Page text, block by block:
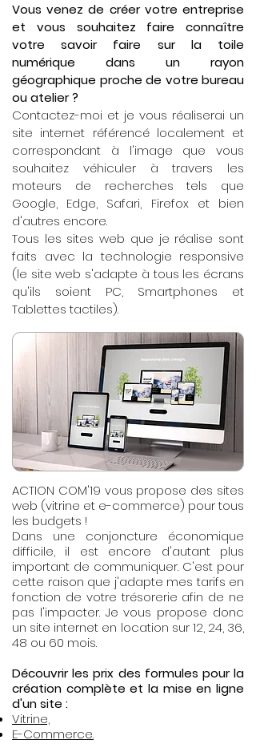
Vous venez de créer votre entreprise
et vous souhaitez faire connaître
votre savoir faire sur la toile
numérique dans un rayon
géographique proche de votre bureau
ou atelier ?
Contactez-moi et je vous réaliserai un
site internet référencé localement et
correspondant à l'image que vous
souhaitez véhiculer à travers les
moteurs de recherches tels que
Google, Edge, Safari, Firefox et bien
d'autres encore.
Tous les sites web que je réalise sont
faits avec la technologie responsive
(le site web s'adapte à tous les écrans
qu'ils soient PC, Smartphones et
Tablettes tactiles).
ACTION COM'19 vous propose des sites
web (vitrine et e-commerce) pour tous
les budgets !
Dans une conjoncture économique
difficile, il est encore d'autant plus
important de communiquer. C'est pour
cette raison que j'adapte mes tarifs en
fonction de votre trésorerie afin de ne
pas l'impacter. Je vous propose donc
un site internet en location sur 12, 24, 36,
48 ou 60 mois.
Découvrir les prix des formules pour la
création complète et la mise en ligne
d'un site :
Vitrine,
E-Commerce.